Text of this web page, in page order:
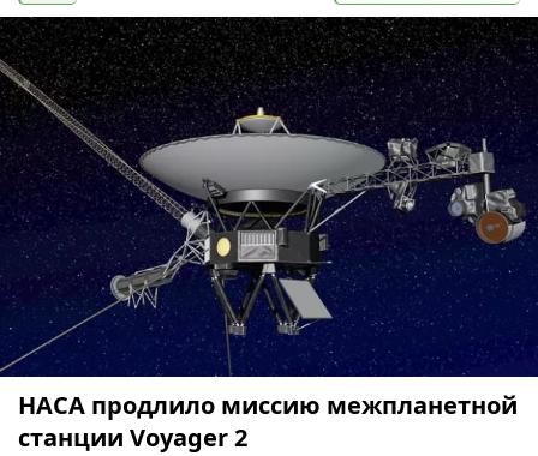
НАСА продлило миссию межпланетной
станции Voyager 2